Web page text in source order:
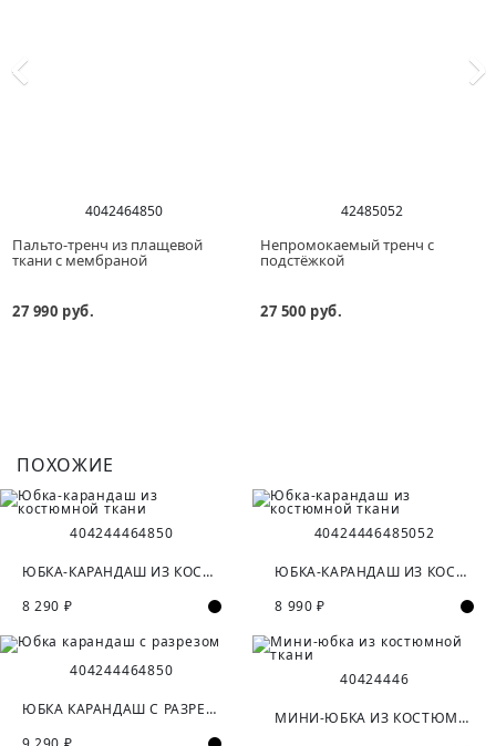
4042464850
Пальто-тренч из плащевой
ткани с мембраной
27 990 руб.
42485052
Непромокаемый тренч с
подстёжкой
27 500 руб.
ПОХОЖИЕ
404244464850
ЮБКА-КАРАНДАШ ИЗ КОСТЮМНОЙ ТКАНИ
8 290 ₽
40424446485052
ЮБКА-КАРАНДАШ ИЗ КОСТЮМНОЙ ТКАНИ
8 990 ₽
404244464850
ЮБКА КАРАНДАШ С РАЗРЕЗОМ
40424446
МИНИ-ЮБКА ИЗ КОСТЮМНОЙ ТКАНИ